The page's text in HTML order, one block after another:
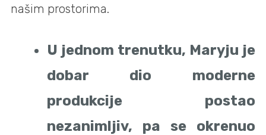
našim prostorima.
U jednom trenutku, Maryju je
dobar dio moderne
produkcije postao
nezanimljiv, pa se okrenuo